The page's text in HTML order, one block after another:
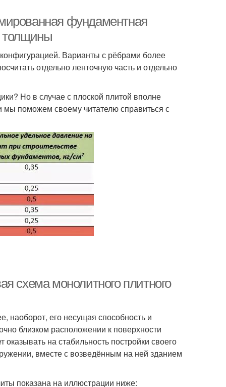
фундаментная
толщины
Варианты с рёбрами более
отдельно ленточную часть и отдельно
Но в случае с плоской плитой вполне
мы поможем своему читателю справиться с
схема монолитного плитного
наоборот, его несущая способность и
близком расположении к поверхности
на стабильность постройки своего
вместе с возведённым на ней зданием
показана на иллюстрации ниже: